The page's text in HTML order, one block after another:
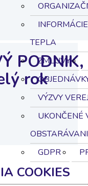
TEPLA
ZMLUVY
VÝZVY
UKONČENÉ
GDPR
rok
COOKIES